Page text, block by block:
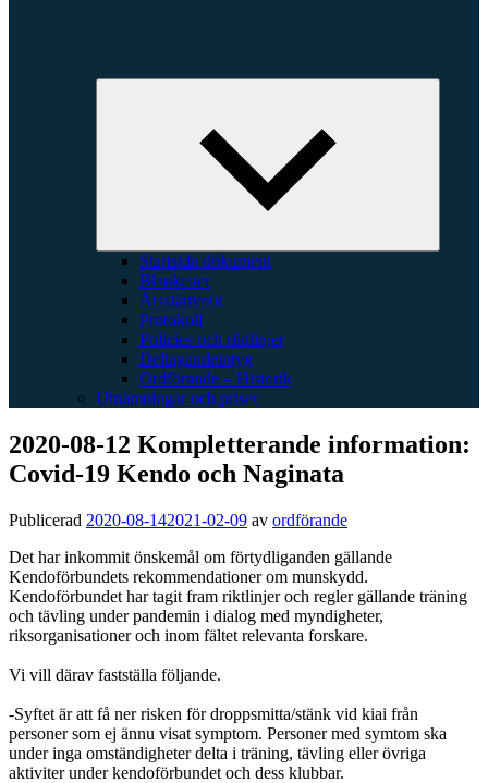
Startsida dokument
Blanketter
Årsstämmor
Protokoll
Policies och riktlinjer
Deltagandeintyg
Ordförande – Historik
Utnämningar och priser
2020-08-12 Kompletterande information:
Covid-19 Kendo och Naginata
Publicerad 2020-08-142021-02-09 av ordförande
Det har inkommit önskemål om förtydliganden gällande
Kendoförbundets rekommendationer om munskydd.
Kendoförbundet har tagit fram riktlinjer och regler gällande träning
och tävling under pandemin i dialog med myndigheter,
riksorganisationer och inom fältet relevanta forskare.
Vi vill därav fastställa följande.
-Syftet är att få ner risken för droppsmitta/stänk vid kiai från
personer som ej ännu visat symptom. Personer med symtom ska
under inga omständigheter delta i träning, tävling eller övriga
aktiviter under kendoförbundet och dess klubbar.